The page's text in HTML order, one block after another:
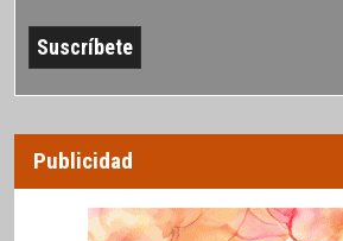
Publicidad